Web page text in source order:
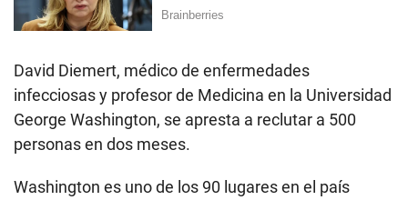
David Diemert, médico de enfermedades
infecciosas y profesor de Medicina en la Universidad
George Washington, se apresta a reclutar a 500
personas en dos meses.
Washington es uno de los 90 lugares en el país